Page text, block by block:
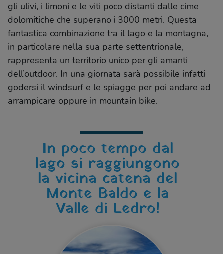
gli ulivi, i limoni e le viti poco distanti dalle cime
dolomitiche che superano i 3000 metri. Questa
fantastica combinazione tra il lago e la montagna,
in particolare nella sua parte settentrionale,
rappresenta un territorio unico per gli amanti
dell’outdoor. In una giornata sarà possibile infatti
godersi il windsurf e le spiagge per poi andare ad
arrampicare oppure in mountain bike.
In poco tempo dal
lago si raggiungono
la vicina catena del
Monte Baldo e la
Valle di Ledro!